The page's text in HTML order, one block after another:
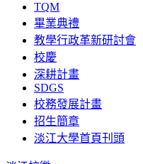
TQM
畢業典禮
教學行政革新研討會
校慶
深耕計畫
SDGS
校務發展計畫
招生簡章
淡江大學首頁刊頭